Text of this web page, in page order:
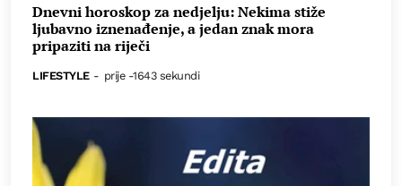
Dnevni horoskop za nedjelju: Nekima stiže
ljubavno iznenađenje, a jedan znak mora
pripaziti na riječi
LIFESTYLE - prije -1643 sekundi